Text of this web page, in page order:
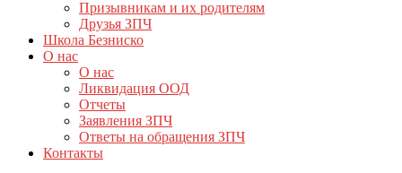
Призывникам и их родителям
Друзья ЗПЧ
Школа Безниско
О нас
О нас
Ликвидация ООД
Отчеты
Заявления ЗПЧ
Ответы на обращения ЗПЧ
Контакты